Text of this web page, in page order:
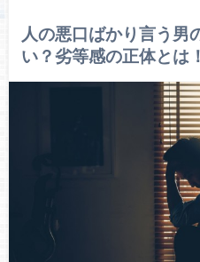
人の悪口ばかり言う男
い？劣等感の正体とは！